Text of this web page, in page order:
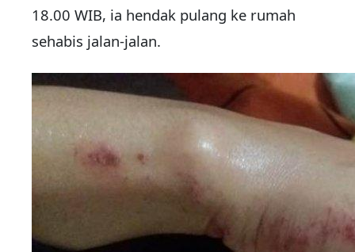
18.00 WIB, ia hendak pulang ke rumah
sehabis jalan-jalan.